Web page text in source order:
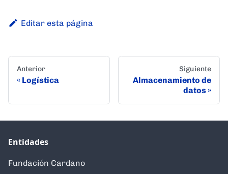
Editar esta página
Anterior
Logística
Siguiente
Almacenamiento de
datos
Entidades
Fundación Cardano